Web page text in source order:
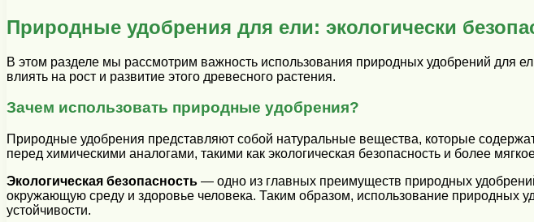
Природные удобрения для ели: экологически
В этом разделе мы рассмотрим важность использования природных удобрений для
влиять на рост и развитие этого древесного растения.
Зачем использовать природные удобрения?
Природные удобрения представляют собой натуральные вещества, которые
перед химическими аналогами, такими как экологическая безопасность и более
Экологическая безопасность — одно из главных преимуществ природных
окружающую среду и здоровье человека. Таким образом, использование природных
устойчивости.